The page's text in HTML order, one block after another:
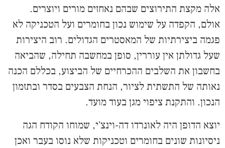
אלה מקצת התירוצים שבהם נאחזים מורים ויוצרים.
אולם, הקפדה על שימוש נכון בחומרים ועל הטכניקה לא
פגמה ביצירתיות של המאסטרים הגדולים. רוב היצירות
שעל גדולתן אין עוררין, סופן במחשבה תחילה, שהביאה
בחשבון את השלבים ההכרחיים של הביצוע, בכללם הכנה
נאותה של התשתית לציור, הנחת הצבעים בסדר ובתזמון
הנכון. והתקנת ציפוי מגן בעוד מועד.
יוצא הדופן היה לאונרדו דה-וינצ'י, שמוחו הקודח הגה
ניסיונות שונים בחומרים וטכניקות שלא נוסו בעבר ואכן